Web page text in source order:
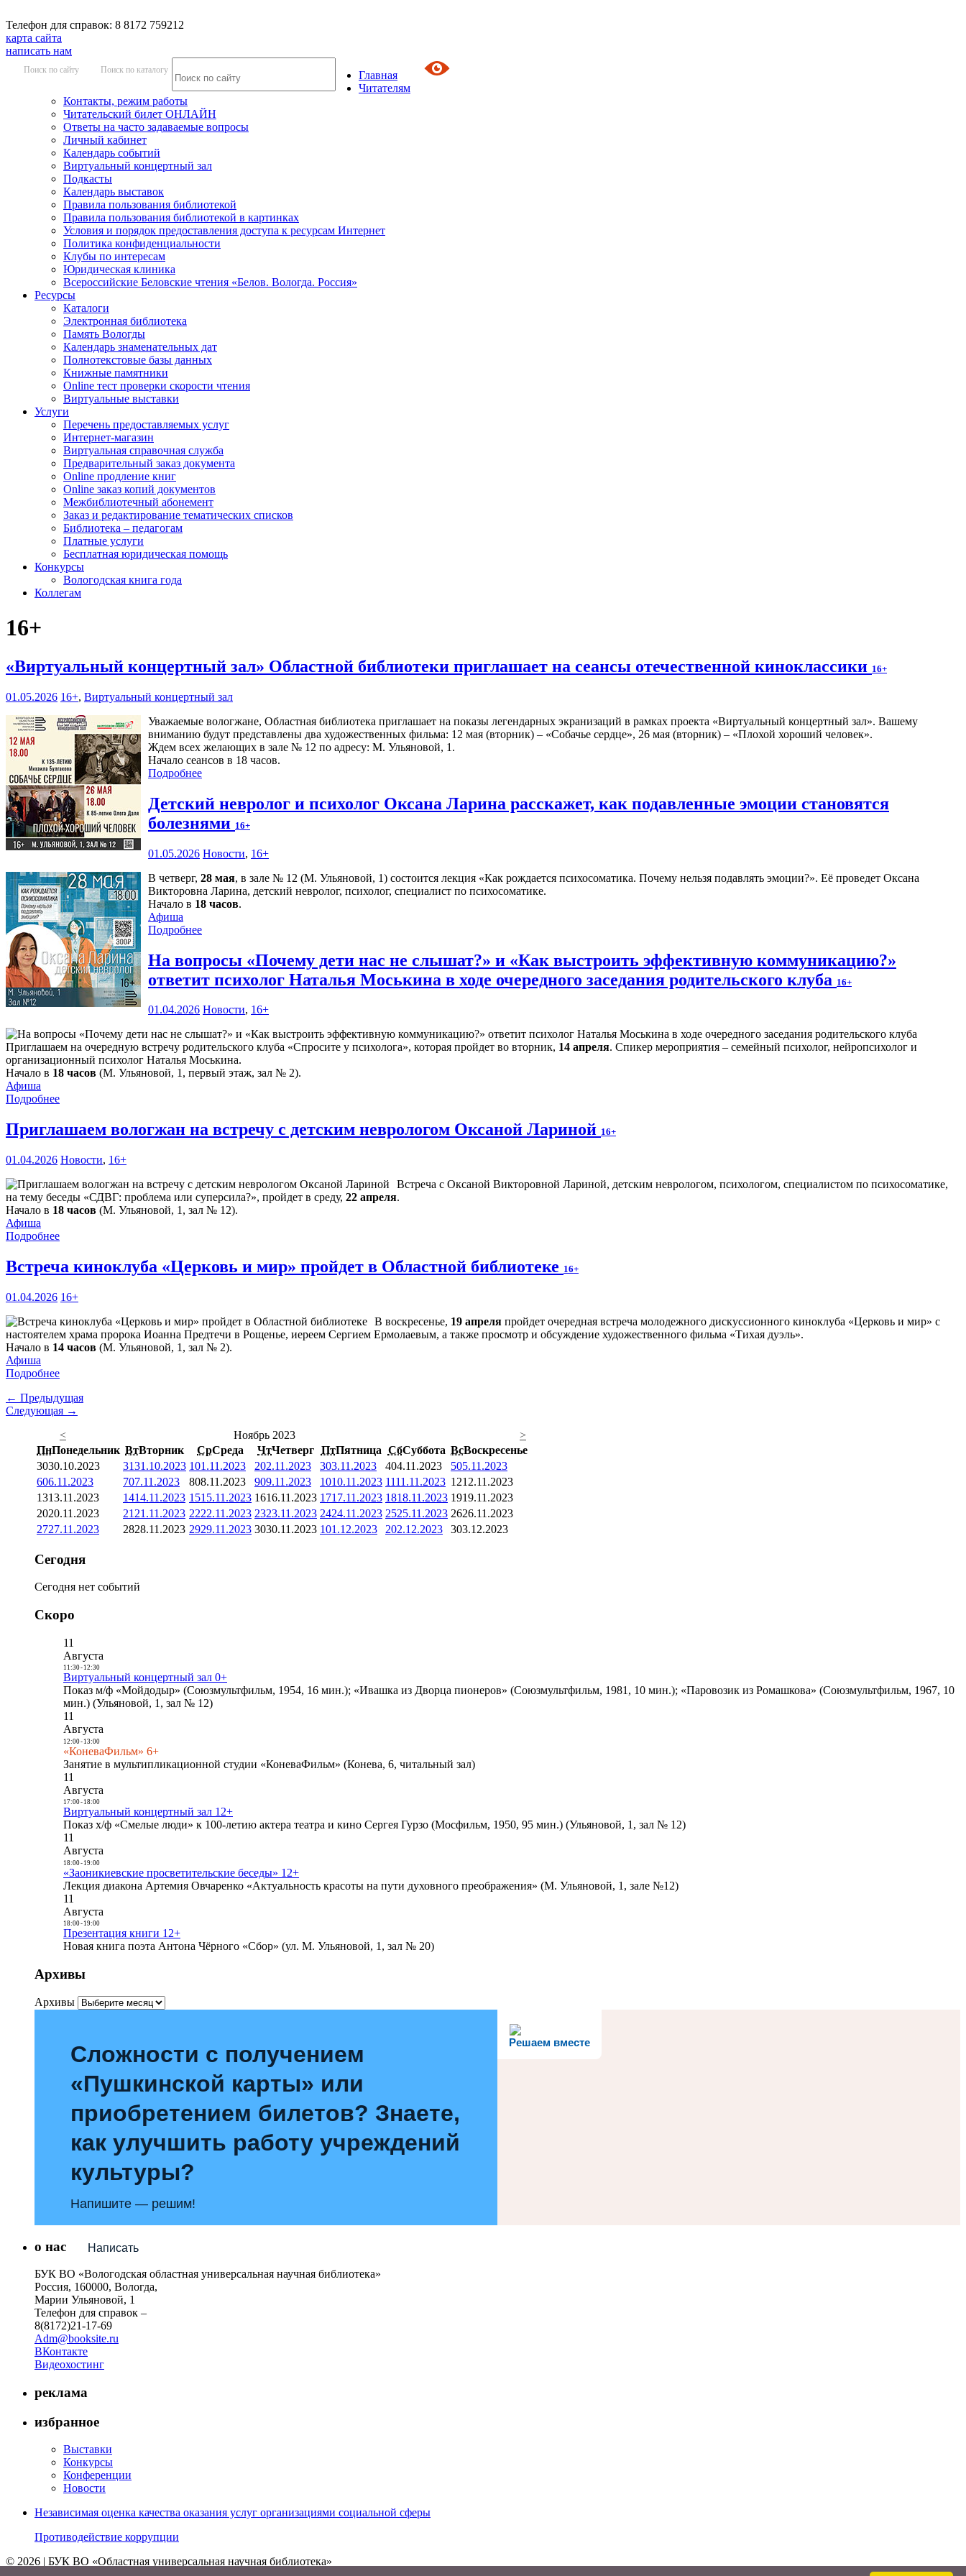
Телефон для справок: 8 8172 759212
карта сайта
написать нам
Поиск по сайту Поиск по каталогу
Главная
Читателям
Контакты, режим работы
Читательский билет ОНЛАЙН
Ответы на часто задаваемые вопросы
Личный кабинет
Календарь событий
Виртуальный концертный зал
Подкасты
Календарь выставок
Правила пользования библиотекой
Правила пользования библиотекой в картинках
Условия и порядок предоставления доступа к ресурсам Интернет
Политика конфиденциальности
Клубы по интересам
Юридическая клиника
Всероссийские Беловские чтения «Белов. Вологда. Россия»
Ресурсы
Каталоги
Электронная библиотека
Память Вологды
Календарь знаменательных дат
Полнотекстовые базы данных
Книжные памятники
Online тест проверки скорости чтения
Виртуальные выставки
Услуги
Перечень предоставляемых услуг
Интернет-магазин
Виртуальная справочная служба
Предварительный заказ документа
Online продление книг
Online заказ копий документов
Межбиблиотечный абонемент
Заказ и редактирование тематических списков
Библиотека – педагогам
Платные услуги
Бесплатная юридическая помощь
Конкурсы
Вологодская книга года
Коллегам
16+
«Виртуальный концертный зал» Областной библиотеки приглашает на сеансы отечественной киноклассики 16+
01.05.2026 16+, Виртуальный концертный зал
Уважаемые вологжане, Областная библиотека приглашает на показы легендарных экранизаций в рамках проекта «Виртуальный концертный зал». Вашему
вниманию будут представлены два художественных фильма: 12 мая (вторник) – «Собачье сердце», 26 мая (вторник) – «Плохой хороший человек».
Ждем всех желающих в зале № 12 по адресу: М. Ульяновой, 1.
Начало сеансов в 18 часов.
Подробнее
Детский невролог и психолог Оксана Ларина расскажет, как подавленные эмоции становятся
болезнями 16+
01.05.2026 Новости, 16+
В четверг, 28 мая, в зале № 12 (М. Ульяновой, 1) состоится лекция «Как рождается психосоматика. Почему нельзя подавлять эмоции?». Её проведет Оксана
Викторовна Ларина, детский невролог, психолог, специалист по психосоматике.
Начало в 18 часов.
Афиша
Подробнее
На вопросы «Почему дети нас не слышат?» и «Как выстроить эффективную коммуникацию?»
ответит психолог Наталья Моськина в ходе очередного заседания родительского клуба 16+
01.04.2026 Новости, 16+
Приглашаем на очередную встречу родительского клуба «Спросите у психолога», которая пройдет во вторник, 14 апреля. Спикер мероприятия – семейный психолог, нейропсихолог и
организационный психолог Наталья Моськина.
Начало в 18 часов (М. Ульяновой, 1, первый этаж, зал № 2).
Афиша
Подробнее
Приглашаем вологжан на встречу с детским неврологом Оксаной Лариной 16+
01.04.2026 Новости, 16+
Встреча с Оксаной Викторовной Лариной, детским неврологом, психологом, специалистом по психосоматике,
на тему беседы «СДВГ: проблема или суперсила?», пройдет в среду, 22 апреля.
Начало в 18 часов (М. Ульяновой, 1, зал № 12).
Афиша
Подробнее
Встреча киноклуба «Церковь и мир» пройдет в Областной библиотеке 16+
01.04.2026 16+
В воскресенье, 19 апреля пройдет очередная встреча молодежного дискуссионного киноклуба «Церковь и мир» с
настоятелем храма пророка Иоанна Предтечи в Рощенье, иереем Сергием Ермолаевым, а также просмотр и обсуждение художественного фильма «Тихая дуэль».
Начало в 14 часов (М. Ульяновой, 1, зал № 2).
Афиша
Подробнее
← Предыдущая
Следующая →
<
Ноябрь 2023
>
ПнПонедельник ВтВторник СрСреда ЧтЧетверг ПтПятница СбСуббота ВсВоскресенье
3030.10.2023 3131.10.2023 101.11.2023 202.11.2023 303.11.2023 404.11.2023 505.11.2023
606.11.2023 707.11.2023 808.11.2023 909.11.2023 1010.11.2023 1111.11.2023 1212.11.2023
1313.11.2023 1414.11.2023 1515.11.2023 1616.11.2023 1717.11.2023 1818.11.2023 1919.11.2023
2020.11.2023 21 21.11.2023 2222.11.2023 2323.11.2023 2424.11.2023 2525.11.2023 2626.11.2023
2727.11.2023 2828.11.2023 2929.11.2023 3030.11.2023 101.12.2023 202.12.2023 303.12.2023
Сегодня
Сегодня нет событий
Скоро
11
Августа
11:30- 12:30
Виртуальный концертный зал 0+
Показ м/ф «Мойдодыр» (Союзмультфильм, 1954, 16 мин.); «Ивашка из Дворца пионеров» (Союзмультфильм, 1981, 10 мин.); «Паровозик из Ромашкова» (Союзмультфильм, 1967, 10
мин.) (Ульяновой, 1, зал № 12)
11
Августа
12:00- 13:00
«КоневаФильм» 6+
Занятие в мультипликационной студии «КоневаФильм» (Конева, 6, читальный зал)
11
Августа
17:00- 18:00
Виртуальный концертный зал 12+
Показ х/ф «Смелые люди» к 100-летию актера театра и кино Сергея Гурзо (Мосфильм, 1950, 95 мин.) (Ульяновой, 1, зал № 12)
11
Августа
18:00- 19:00
«Заоникиевские просветительские беседы» 12+
Лекция диакона Артемия Овчаренко «Актуальность красоты на пути духовного преображения» (М. Ульяновой, 1, зале №12)
11
Августа
18:00- 19:00
Презентация книги 12+
Новая книга поэта Антона Чёрного «Сбор» (ул. М. Ульяновой, 1, зал № 20)
Архивы
Архивы
Решаем вместе
Сложности с получением
«Пушкинской карты» или
приобретением билетов? Знаете,
как улучшить работу учреждений
культуры?
Напишите — решим!
Написать
о нас
БУК ВО «Вологодская областная универсальная научная библиотека»
Россия, 160000, Вологда,
Марии Ульяновой, 1
Телефон для справок –
8(8172)21-17-69
Adm@booksite.ru
ВКонтакте
Видеохостинг
реклама
избранное
Выставки
Конкурсы
Конференции
Новости
Независимая оценка качества оказания услуг организациями социальной сферы
Противодействие коррупции
© 2026 | БУК ВО «Областная универсальная научная библиотека»